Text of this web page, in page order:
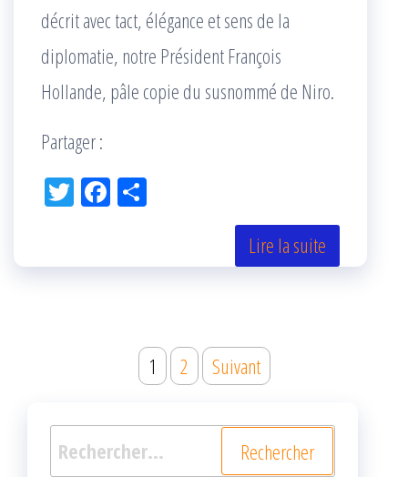
décrit avec tact, élégance et sens de la
diplomatie, notre Président François
Hollande, pâle copie du susnommé de Niro.
Partager :
Tw Fac
k r
Lire la suite
Navigation
articles
1 2 Suivant
Rechercher :